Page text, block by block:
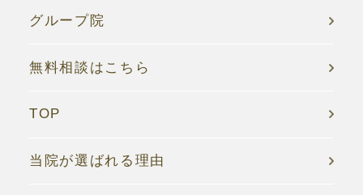
TOP
当院が選ばれる理由
グループ院
無料相談はこちら